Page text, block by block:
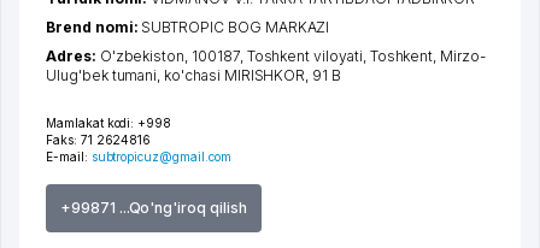
Mamlakat kodi: +998
Faks: 71 2624816
E-mail: subtropicuz@gmail.com
+99871 ...Qo'ng'iroq qilish
Brend nomi: SUBTROPIC BOG MARKAZI
Adres: O'zbekiston, 100187, Toshkent viloyati Toshkent Mirzo-
Ulug'bek tumani ko'chasi MIRISHKOR , 91 B